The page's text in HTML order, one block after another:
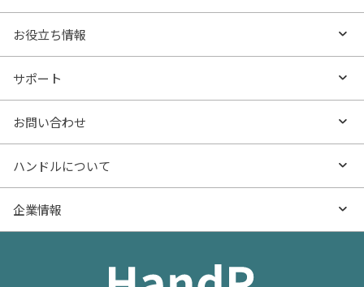
沿線・駅から探す
特集から探す
価格更新した物件
物件一覧
売りたいTOP
AI査定
売却サービス
お役立ち記事（売却）
お役立ち情報
お役立ち情報TOP
- マンションの基礎知識
- マンション売却
- お金のこと
- 住まいの手引き サイトマップ
サポート
よくあるご質問
お問い合わせ
物件購入のご相談
住み替えのご相談
物件掲載に関するお問い合わせ
ハンドルについて
ハンドルとは
企業情報